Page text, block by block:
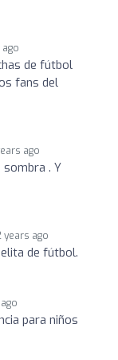
de fútbol
fans del
ago
sombra . Y
years ago
de fútbol.
para niños